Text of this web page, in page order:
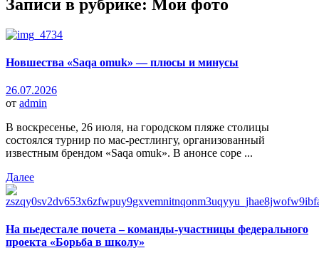
Записи в рубрике: Мои фото
Новшества «Saqa omuk» — плюсы и минусы
26.07.2026
от admin
В воскресенье, 26 июля, на городском пляже столицы
состоялся турнир по мас-рестлингу, организованный
известным брендом «Saqa omuk». В анонсе соре ...
Далее
На пьедестале почета – команды-участницы федерального
проекта «Борьба в школу»